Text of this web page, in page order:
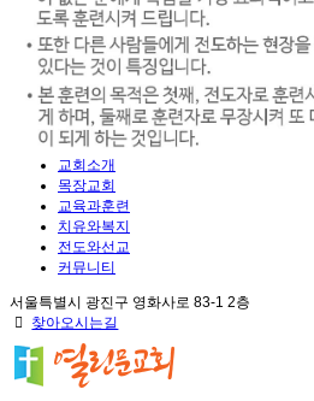
교회소개
목장교회
교육과훈련
치유와복지
전도와선교
커뮤니티
서울특별시 광진구 영화사로 83-1 2층
찾아오시는길